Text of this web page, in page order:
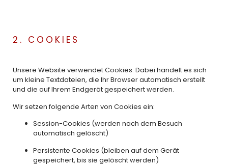
2. COOKIES
Unsere Website verwendet Cookies. Dabei handelt es sich
um kleine Textdateien, die Ihr Browser automatisch erstellt
und die auf Ihrem Endgerät gespeichert werden.
Wir setzen folgende Arten von Cookies ein:
Session-Cookies (werden nach dem Besuch
automatisch gelöscht)
Persistente Cookies (bleiben auf dem Gerät
gespeichert, bis sie gelöscht werden)